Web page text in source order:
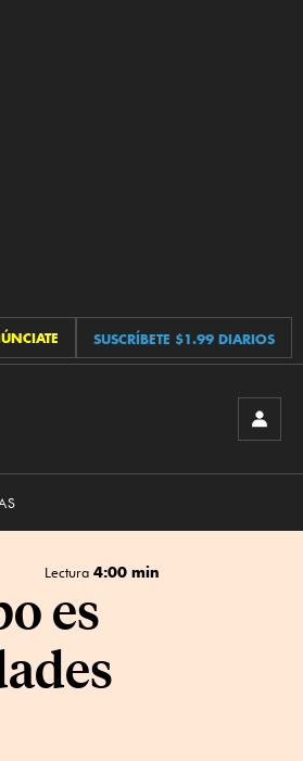
SUSCRÍBETE $1.99 DIARIOS
Lectura 4:00 min
es